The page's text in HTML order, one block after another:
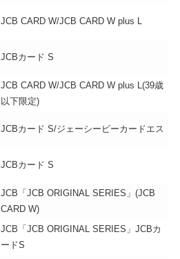
JCB CARD W/JCB CARD W plus L
JCBカード S
JCB CARD W/JCB CARD W plus L(39歳
以下限定)
JCBカード S/ジェーシービーカードエス
JCBカード S
JCB「JCB ORIGINAL SERIES」(JCB
CARD W)
JCB「JCB ORIGINAL SERIES」JCBカ
ードS